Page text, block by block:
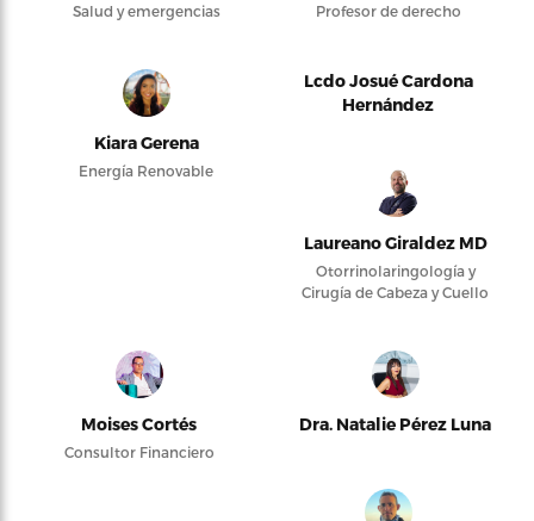
Salud y emergencias Profesor de derecho
Kiara Gerena
Energía Renovable
Lcdo Josué Cardona
Hernández
Laureano Giraldez MD
Otorrinolaringología y
Cirugía de Cabeza y Cuello
Moises Cortés
Consultor Financiero
Dra. Natalie Pérez Luna